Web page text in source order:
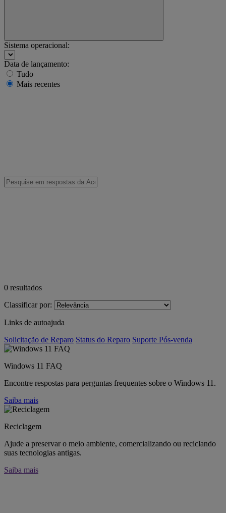
Sistema operacional:
Data de lançamento:
Tudo
Mais recentes
0 resultados
Classificar por:
Links de autoajuda
Solicitação de Reparo Status do Reparo Suporte Pós-venda
Windows 11 FAQ
Encontre respostas para perguntas frequentes sobre o Windows 11.
Saiba mais
Reciclagem
Ajude a preservar o meio ambiente, comercializando ou reciclando
suas tecnologias antigas.
Saiba mais